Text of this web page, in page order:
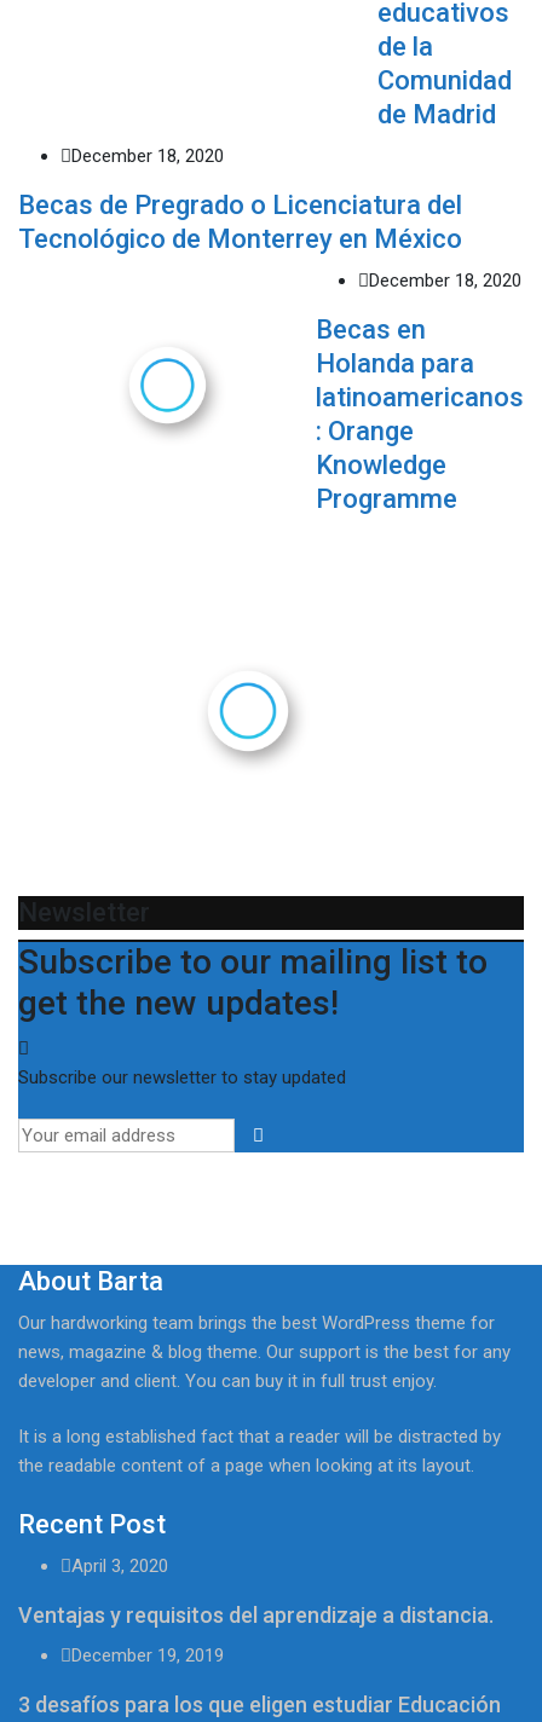
educativos
de la
Comunidad
de Madrid
December 18, 2020
Becas de Pregrado o Licenciatura del
Tecnológico de Monterrey en México
December 18, 2020
Becas en
Holanda para
latinoamericanos
: Orange
Knowledge
Programme
Newsletter
Subscribe to our mailing list to
get the new updates!
Subscribe our newsletter to stay updated
About Barta
Our hardworking team brings the best WordPress theme for
news, magazine & blog theme. Our support is the best for any
developer and client. You can buy it in full trust enjoy.
It is a long established fact that a reader will be distracted by
the readable content of a page when looking at its layout.
Recent Post
April 3, 2020
Ventajas y requisitos del aprendizaje a distancia.
December 19, 2019
3 desafíos para los que eligen estudiar Educación